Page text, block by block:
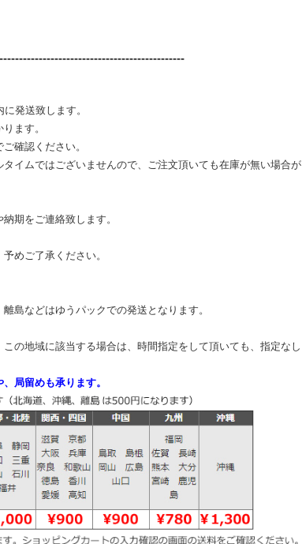
発送致します。
ます。
確認ください。
イムではございませんので、ご注文頂いても在庫が無い場合が
期をご連絡致します。
めご了承ください。
島などはゆうパックでの発送となります。
この地域に該当する場合は、時間指定をして頂いても、指定なし
局留めも承ります。